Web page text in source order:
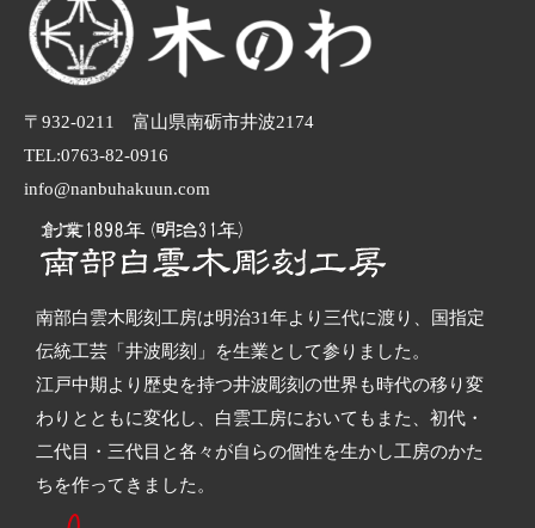
〒932-0211 富山県南砺市井波2174
TEL:0763-82-0916
info@nanbuhakuun.com
南部白雲木彫刻工房は明治31年より三代に渡り、国指定
伝統工芸「井波彫刻」を生業として参りました。
江戸中期より歴史を持つ井波彫刻の世界も時代の移り変
わりとともに変化し、白雲工房においてもまた、初代・
二代目・三代目と各々が自らの個性を生かし工房のかた
ちを作ってきました。